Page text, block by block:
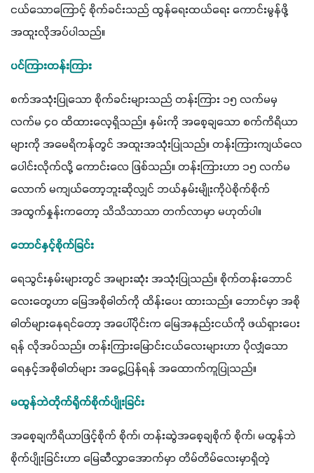
ငယ်သောကြောင့် စိုက်ခင်းသည် ထွန်ရေးထယ်ရေး ကောင်းမွန်ဖို့
အထူးလိုအပ်ပါသည်။
ပင်ကြားတန်းကြား
စက်အသုံးပြုသော စိုက်ခင်းများသည် တန်းကြား ၁၅ လက်မမှ
လက်မ ၄၀ ထိထားလေ့ရှိသည်။ နှမ်းကို အစေ့ချသော စက်ကိရိယာ
များကို အမေရိကန်တွင် အထူးအသုံးပြုသည်။ တန်းကြားကျယ်လေ
ပေါင်းလိုက်လို့ ကောင်းလေ ဖြစ်သည်။ တန်းကြားဟာ ၁၅ လက်မ
လောက် မကျယ်တော့ဘူးဆိုလျှင် ဘယ်နှမ်းမျိုးကိုပဲစိုက်စိုက်
အထွက်နှုန်းကတော့ သိသိသာသာ တက်လာမှာ မဟုတ်ပါ။
ဘောင်နှင့်စိုက်ခြင်း
ရေသွင်းနှမ်းများတွင် အများဆုံး အသုံးပြုသည်။ စိုက်တန်းဘောင်
လေးတွေဟာ မြေအစိုဓါတ်ကို ထိန်းပေး ထားသည်။ ဘောင်မှာ အစို
ဓါတ်များနေရင်တော့ အပေါ်ပိုင်းက မြေအနည်းငယ်ကို ဖယ်ရှားပေး
ရန် လိုအပ်သည်။ တန်းကြားမြောင်းငယ်လေးများဟာ ပိုလျှံသော
ရေနှင့်အစိုဓါတ်များ အငွေ့ပြန်ရန် အထောက်ကူပြုသည်။
မထွန်ဘဲတိုက်ရိုက်စိုက်ပျိုးခြင်း
အစေ့ချကိရိယာဖြင့်စိုက် စိုက်၊ တန်းဆွဲအစေ့ချစိုက် စိုက်၊ မထွန်ဘဲ
စိုက်ပျိုးခြင်းဟာ မြေဆီလွှာအောက်မှာ တိမ်တိမ်လေးမှာရှိတဲ့